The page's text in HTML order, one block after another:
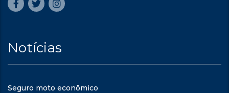
Notícias
Seguro moto econômico